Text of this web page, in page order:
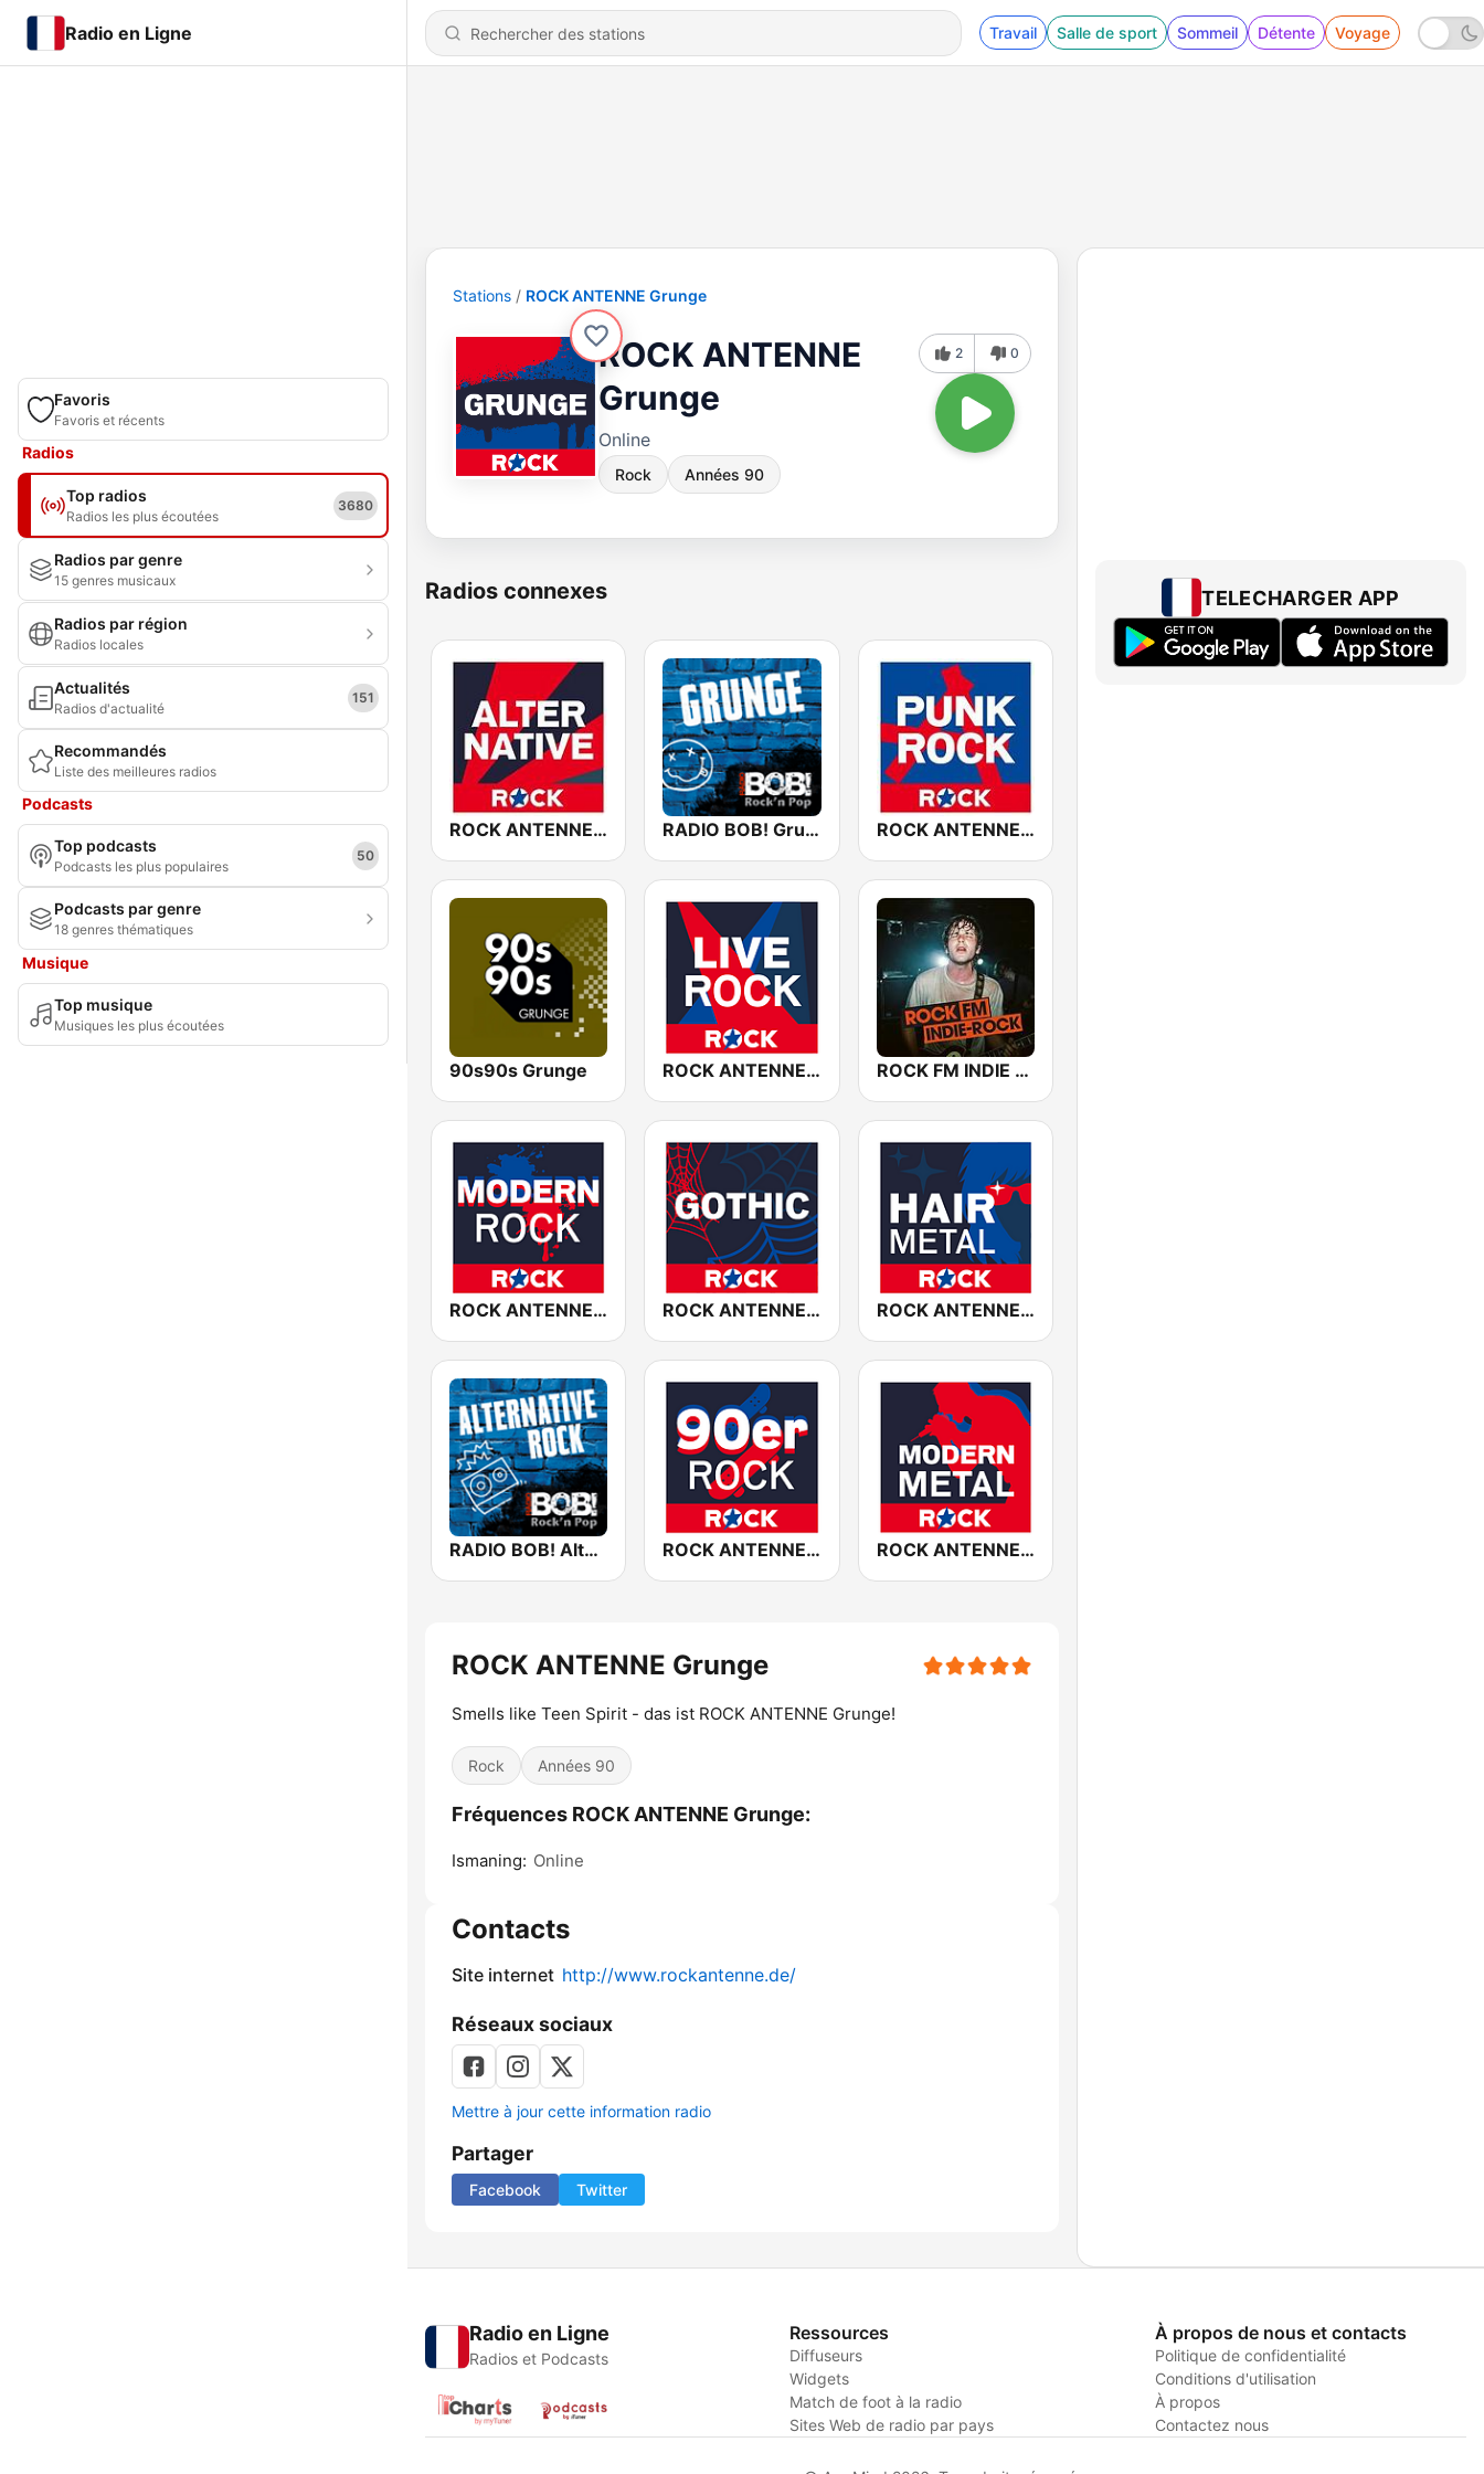
Radio en Ligne Travail Salle de sport Sommeil Détente Voyage
Favoris
Favoris et récents
Radios
Top radios
Radios les plus écoutées
3680
Radios par genre
15 genres musicaux
Radios par région
Radios locales
Actualités
Radios d'actualité
151
Recommandés
Liste des meilleures radios
Podcasts
Top podcasts
Podcasts les plus populaires
50
Podcasts par genre
18 genres thématiques
Musique
Top musique
Musiques les plus écoutées
Stations ROCK ANTENNE Grunge
ROCK ANTENNE
Grunge
Online
Rock Années 90
2 0
Radios connexes
ROCK ANTENNE Alternative RADIO BOB! Grunge ROCK ANTENNE Punkrock
90s90s Grunge ROCK ANTENNE Live Rock ROCK FM INDIE ROCK
ROCK ANTENNE Modern Rock ROCK ANTENNE Gothic ROCK ANTENNE Hair Metal
RADIO BOB! Alternative Rock ROCK ANTENNE 90er Rock ROCK ANTENNE Modern Metal
ROCK ANTENNE Grunge
Smells like Teen Spirit - das ist ROCK ANTENNE Grunge!
Rock Années 90
Fréquences ROCK ANTENNE Grunge:
Ismaning: Online
Contacts
Site internet http://www.rockantenne.de/
Réseaux sociaux
Mettre à jour cette information radio
Partager
Facebook Twitter
TELECHARGER APP
Radio en Ligne
Radios et Podcasts
Ressources
Diffuseurs
Widgets
Match de foot à la radio
Sites Web de radio par pays
À propos de nous et contacts
Politique de confidentialité
Conditions d'utilisation
À propos
Contactez nous